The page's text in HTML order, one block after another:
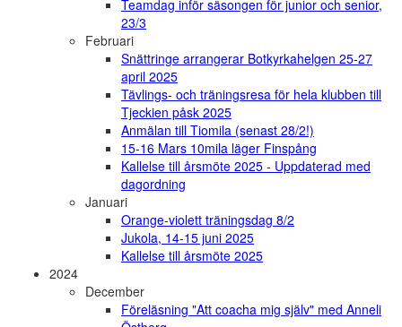
Teamdag inför säsongen för junior och senior,
23/3
Februari
Snättringe arrangerar Botkyrkahelgen 25-27
april 2025
Tävlings- och träningsresa för hela klubben till
Tjeckien påsk 2025
Anmälan till Tiomila (senast 28/2!)
15-16 Mars 10mila läger Finspång
Kallelse till årsmöte 2025 - Uppdaterad med
dagordning
Januari
Orange-violett träningsdag 8/2
Jukola, 14-15 juni 2025
Kallelse till årsmöte 2025
2024
December
Föreläsning "Att coacha mig själv" med Anneli